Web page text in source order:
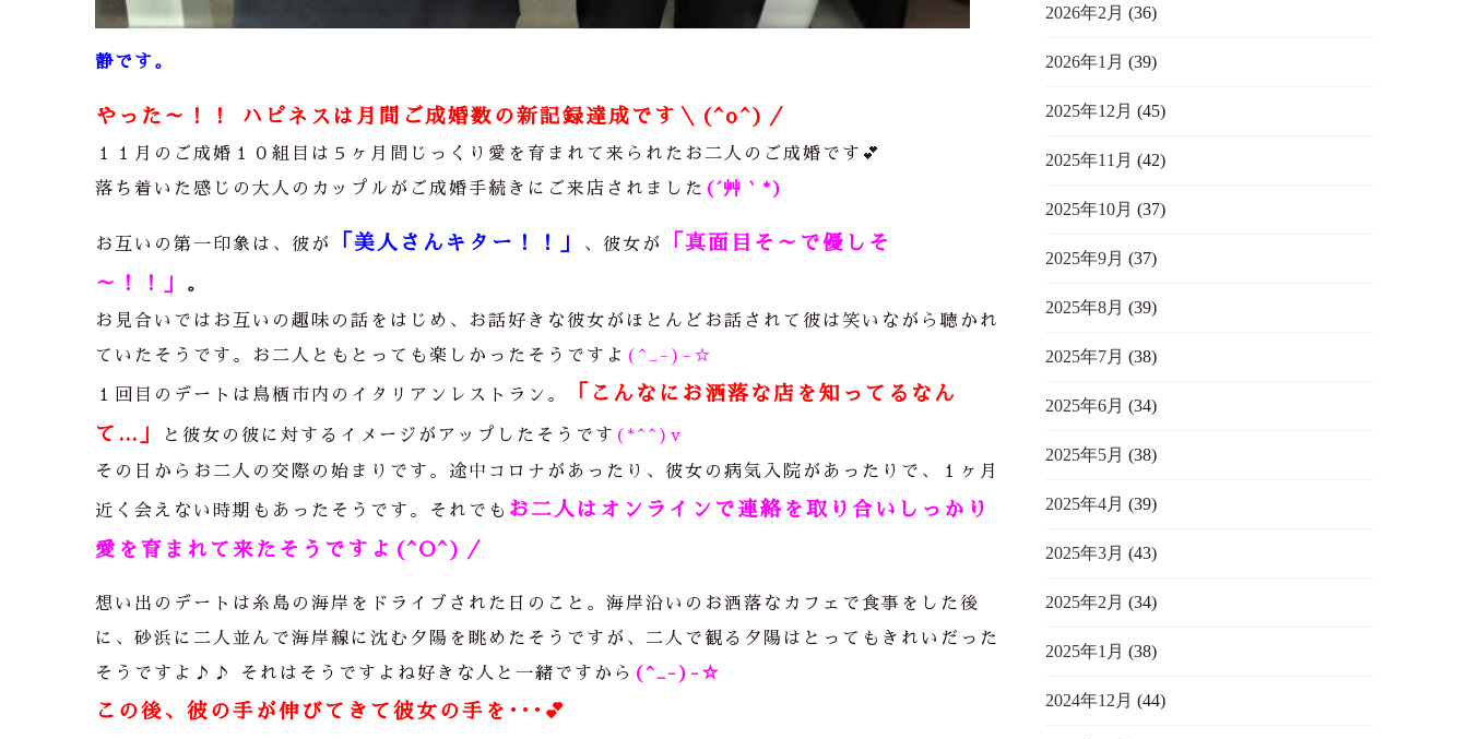
静です。
やった～！！ ハピネスは月間ご成婚数の新記録達成です＼(^o^)／
１１月のご成婚１０組目は５ヶ月間じっくり愛を育まれて来られたお二人のご成婚です💕
落ち着いた感じの大人のカップルがご成婚手続きにご来店されました (´艸｀*)
お互いの第一印象は、彼が 「美人さんキター！！」 、彼女が
「真面目そ～で優しそ
～！！」
。
お見合いではお互いの趣味の話をはじめ、お話好きな彼女がほとんどお話されて彼は笑いながら聴かれ
ていたそうです。お二人ともとっても楽しかったそうですよ (^_-)-☆
１回目のデートは鳥栖市内のイタリアンレストラン。
「こんなにお洒落な店を知ってるなん
て…」
と彼女の彼に対するイメージがアップしたそうです (*^^)v
その日からお二人の交際の始まりです。途中コロナがあったり、彼女の病気入院があったりで、１ヶ月
近く会えない時期もあったそうです。それでも お二人はオンラインで連絡を取り合いしっかり
愛を育まれて来たそうですよ(^O^)／
想い出のデートは糸島の海岸をドライブされた日のこと。海岸沿いのお洒落なカフェで食事をした後
に、砂浜に二人並んで海岸線に沈む夕陽を眺めたそうですが、二人で観る夕陽はとってもきれいだった
そうですよ ♪♪ それはそうですよね好きな人と一緒ですから (^_-)-☆
この後、彼の手が伸びてきて彼女の手を･･･ 💕
2026年2月 (36)
2026年1月 (39)
2025年12月 (45)
2025年11月 (42)
2025年10月 (37)
2025年9月 (37)
2025年8月 (39)
2025年7月 (38)
2025年6月 (34)
2025年5月 (38)
2025年4月 (39)
2025年3月 (43)
2025年2月 (34)
2025年1月 (38)
2024年12月 (44)